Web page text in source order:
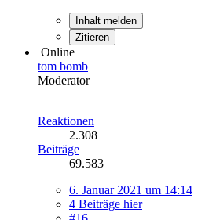
Inhalt melden
Zitieren
Online
tom bomb
Moderator
Reaktionen
2.308
Beiträge
69.583
6. Januar 2021 um 14:14
4 Beiträge hier